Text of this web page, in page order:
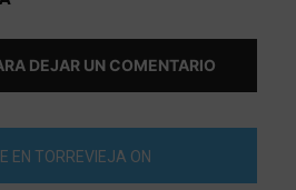
DEJAR UN COMENTARIO
EN TORREVIEJA ON